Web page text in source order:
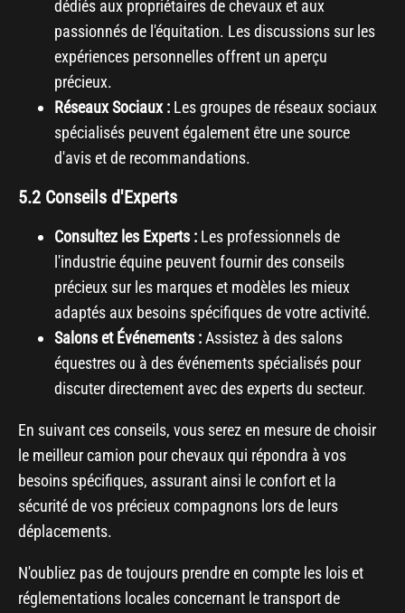
dédiés aux propriétaires de chevaux et aux
passionnés de l'équitation. Les discussions sur les
expériences personnelles offrent un aperçu
précieux.
Réseaux Sociaux : Les groupes de réseaux sociaux
spécialisés peuvent également être une source
d'avis et de recommandations.
5.2 Conseils d'Experts
Consultez les Experts : Les professionnels de
l'industrie équine peuvent fournir des conseils
précieux sur les marques et modèles les mieux
adaptés aux besoins spécifiques de votre activité.
Salons et Événements :Assistez à des salons
équestres ou à des événements spécialisés pour
discuter directement avec des experts du secteur.
En suivant ces conseils, vous serez en mesure de choisir
le meilleur camion pour chevaux qui répondra à vos
besoins spécifiques, assurant ainsi le confort et la
sécurité de vos précieux compagnons lors de leurs
déplacements.
N'oubliez pas de toujours prendre en compte les lois et
réglementations locales concernant le transport de